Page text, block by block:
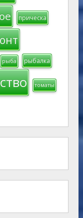
прическа
рыба рыбалка
томаты